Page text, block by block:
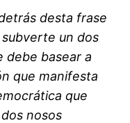
desta frase
un dos
debe basear a
que manifesta
que
nosos